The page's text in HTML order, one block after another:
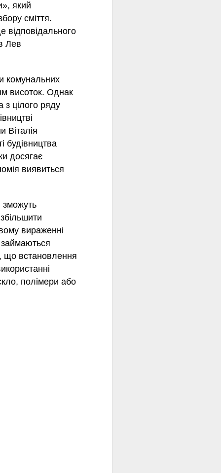
який
сміття.
відповідального
Лев
комунальних
висоток. Однак
з цілого ряду
Віталія
будівництва
досягає
виявиться
зможуть
вираженні
займаються
що встановлення
полімери або